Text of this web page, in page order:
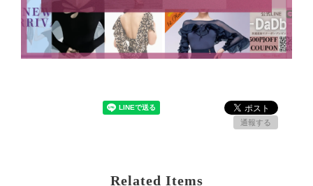
通報する
Related Items